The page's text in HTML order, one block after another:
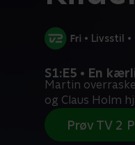
• Livsstil •
S1:E5 • En
Martin
og Claus Holm
Prøv TV 2